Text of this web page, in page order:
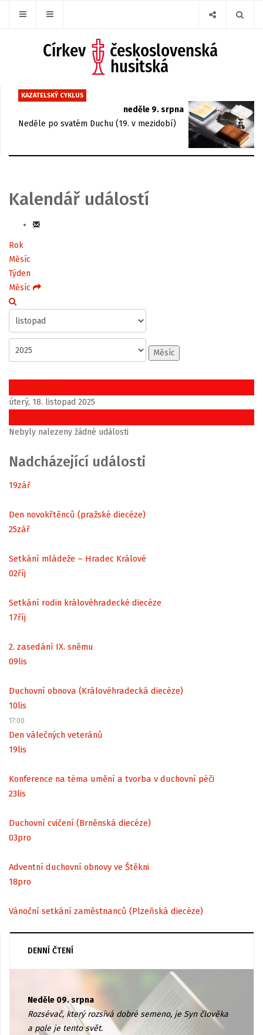
KAZATELSKÝ CYKLUS
neděle 9. srpna
Neděle po svatém Duchu (19. v mezidobí)
Kalendář událostí
Rok
Měsíc
Týden
Měsíc
Měsíc
Předchozí den
úterý, 18. listopad 2025
Následující den
Nebyly nalezeny žádné události
Nadcházející události
19zář
Den novokřtěnců (pražské diecéze)
25zář
Setkání mládeže – Hradec Králové
02říj
Setkání rodin královéhradecké diecéze
17říj
2. zasedání IX. sněmu
09lis
Duchovní obnova (Královéhradecká diecéze)
10lis
17:00
Den válečných veteránů
19lis
Konference na téma umění a tvorba v duchovní péči
23lis
Duchovní cvičení (Brněnská diecéze)
03pro
Adventní duchovní obnovy ve Štěkni
18pro
Vánoční setkání zaměstnanců (Plzeňská diecéze)
DENNÍ ČTENÍ
Neděle 09. srpna
Rozsévač, který rozsívá dobré semeno, je Syn člověka
a pole je tento svět.